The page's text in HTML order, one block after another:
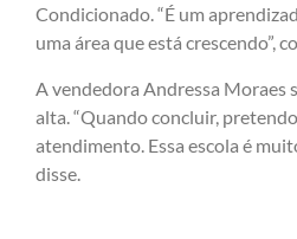
Condicionado. “É um
uma área que está crescendo”,
A vendedora Andressa Moraes
alta. “Quando concluir,
atendimento. Essa escola é
disse.